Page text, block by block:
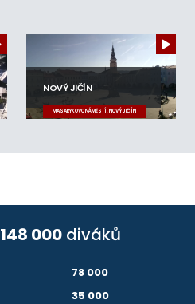
NOVÝ JIČÍN
MASARYKOVO NÁMĚSTÍ, NOVÝ JIČÍN
148 000 diváků
78 000
35 000